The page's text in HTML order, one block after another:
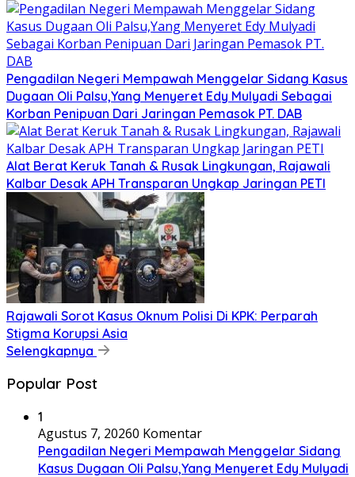
Pengadilan Negeri Mempawah Menggelar Sidang Kasus
Dugaan Oli Palsu,Yang Menyeret Edy Mulyadi Sebagai
Korban Penipuan Dari Jaringan Pemasok PT. DAB
Alat Berat Keruk Tanah & Rusak Lingkungan, Rajawali
Kalbar Desak APH Transparan Ungkap Jaringan PETI
Rajawali Sorot Kasus Oknum Polisi Di KPK: Perparah
Stigma Korupsi Asia
Selengkapnya
Popular Post
1
Agustus 7, 20260 Komentar
Pengadilan Negeri Mempawah Menggelar Sidang
Kasus Dugaan Oli Palsu,Yang Menyeret Edy Mulyadi